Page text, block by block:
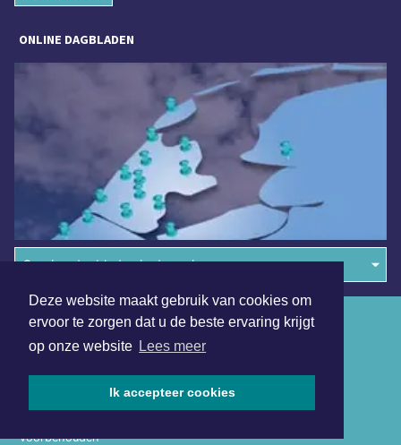
Deze website maakt gebruik van cookies om
ervoor te zorgen dat u de beste ervaring krijgt
op onze website Lees meer
Ik accepteer cookies
ONLINE DAGBLADEN
Overige dagbladen in de regio
voorbehouden
Algemene voorwaarden
Disclaimer